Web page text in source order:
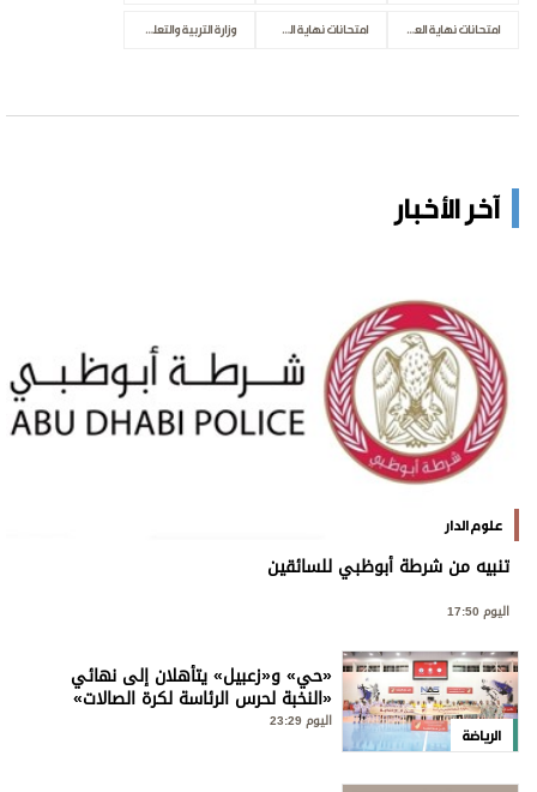
امتحانات نهاية العام امتحانات نهاية الفصل الدراسي وزارة التربية والتعليم
آخر الأخبار
علوم الدار
تنبيه من شرطة أبوظبي للسائقين
اليوم 17:50
الرياضة
«حي» و«زعبيل» يتأهلان إلى نهائي
«النخبة لحرس الرئاسة لكرة الصالات»
اليوم 23:29